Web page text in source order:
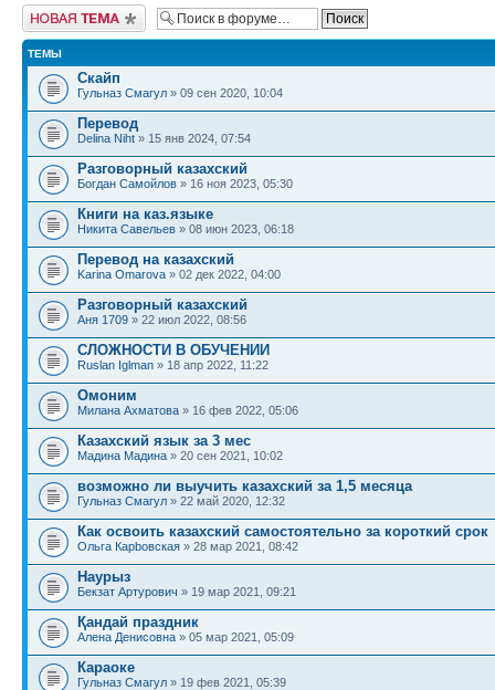
Новая тема
ТЕМЫ
Скайп
Гульназ Смагул » 09 сен 2020, 10:04
Перевод
Delina Niht » 15 янв 2024, 07:54
Разговорный казахский
Богдан Самойлов » 16 ноя 2023, 05:30
Книги на каз.языке
Никита Савельев » 08 июн 2023, 06:18
Перевод на казахский
Karina Omarova » 02 дек 2022, 04:00
Разговорный казахский
Аня 1709 » 22 июл 2022, 08:56
СЛОЖНОСТИ В ОБУЧЕНИИ
Ruslan Iglman » 18 апр 2022, 11:22
Омоним
Милана Ахматова » 16 фев 2022, 05:06
Казахский язык за 3 мес
Мадина Мадина » 20 сен 2021, 10:02
возможно ли выучить казахский за 1,5 месяца
Гульназ Смагул » 22 май 2020, 12:32
Как освоить казахский самостоятельно за короткий срок
Ольга Карbовская » 28 мар 2021, 08:42
Наурыз
Бекзат Артурович » 19 мар 2021, 09:21
Қандай праздник
Алена Денисовна » 05 мар 2021, 05:09
Караоке
Гульназ Смагул » 19 фев 2021, 05:39